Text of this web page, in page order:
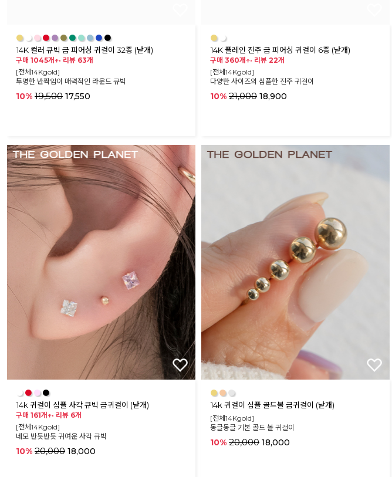
● ● ● ● ● ● ● ● ● ● ●
14K 컬러 큐빅 금 피어싱 귀걸이 32종 (낱개)
구매 1045개↑· 리뷰 63개
[전체14Kgold]
투명한 반짝임이 매력적인 라운드 큐빅
10% 19,500 17,550
● ●
14K 플레인 진주 금 피어싱 귀걸이 6종 (낱개)
구매 360개↑· 리뷰 22개
[전체14Kgold]
다양한 사이즈의 심플한 진주 귀걸이
10% 21,000 18,900
● ● ● ●
14k 귀걸이 심플 사각 큐빅 금귀걸이 (낱개)
구매 161개↑· 리뷰 6개
[전체14Kgold]
네모 반듯반듯 귀여운 사각 큐빅
10% 20,000 18,000
● ● ●
14k 귀걸이 심플 골드볼 금귀걸이 (낱개)
[전체14Kgold]
동글동글 기본 골드 볼 귀걸이
10% 20,000 18,000